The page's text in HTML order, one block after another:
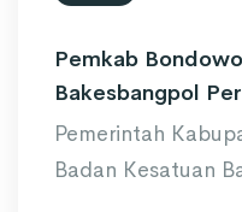
Pemkab
Bakesbangpol
Pemerintah
Badan Kesatuan